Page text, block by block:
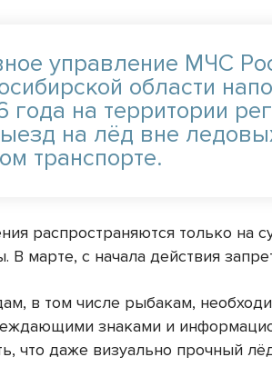
управление МЧС
области
года на территории
на лёд вне
транспорте.
распространяются только на
В марте, с начала действия
в том числе рыбакам,
знаками и
что даже визуально прочный